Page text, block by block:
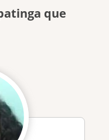
que